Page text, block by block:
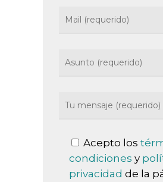
Acepto los
condiciones y
privacidad de la